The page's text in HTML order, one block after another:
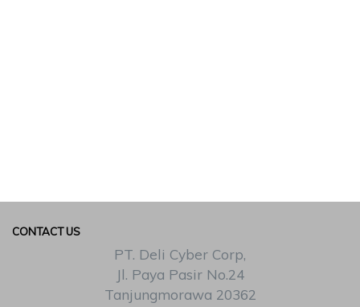
CONTACT US
PT. Deli Cyber Corp,
Jl. Paya Pasir No.24
Tanjungmorawa 20362